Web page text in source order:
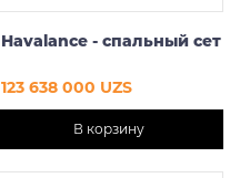
Havalance - спальный сет
123 638 000 UZS
В корзину